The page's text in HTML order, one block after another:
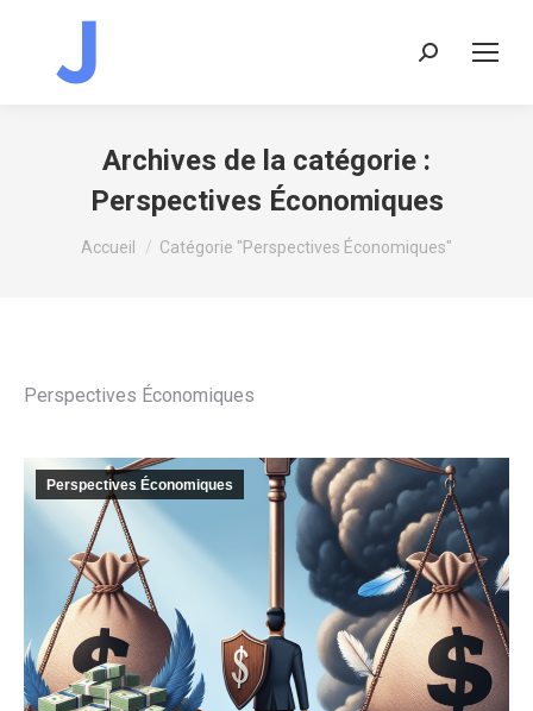
Recherche
Archives de la catégorie :
Perspectives Économiques
Vous êtes ici :
Accueil Catégorie "Perspectives Économiques"
Perspectives Économiques
Perspectives Économiques